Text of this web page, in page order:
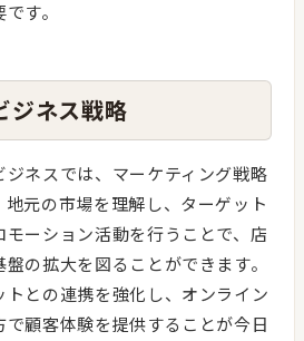
す。
ジネス戦略
ジネスでは、マーケティング戦略
元の市場を理解し、ターゲット
ーション活動を行うことで、店
の拡大を図ることができます。
トとの連携を強化し、オンライン
で顧客体験を提供することが今日